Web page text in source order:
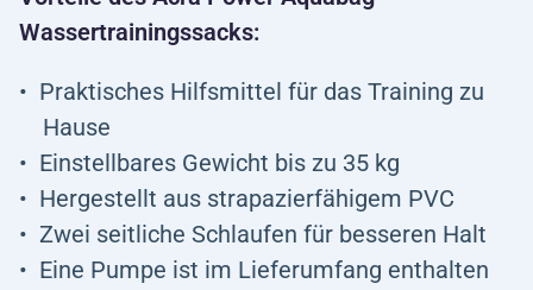
Wassertrainingssacks:
Praktisches Hilfsmittel für das Training zu
Hause
Einstellbares Gewicht bis zu 35 kg
Hergestellt aus strapazierfähigem PVC
Zwei seitliche Schlaufen für besseren Halt
Eine Pumpe ist im Lieferumfang enthalten